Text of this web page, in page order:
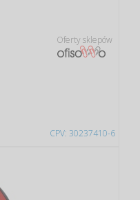
CPV: 30237410-6
Oferty sklepów